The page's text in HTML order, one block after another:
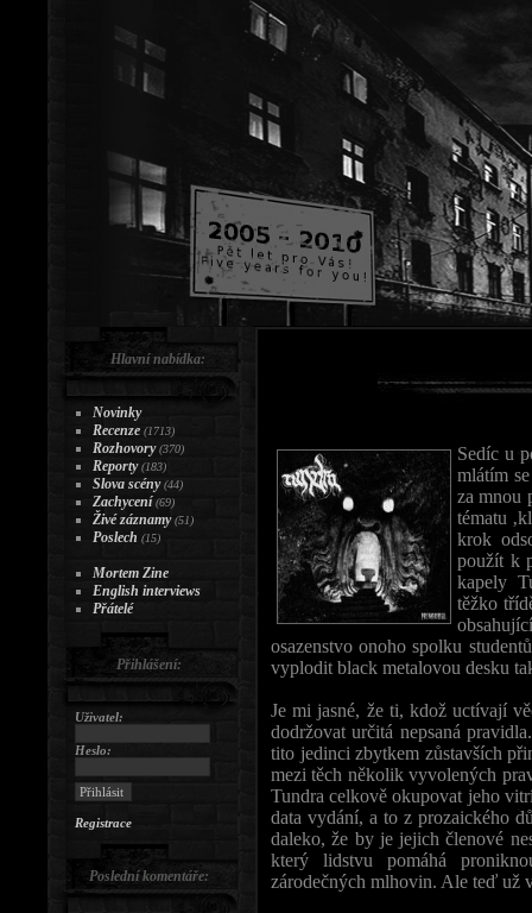
Sedíc u
mlátím
za mnou
tématu
krok
použít k
kapely
těžko
osazenstvo onoho spolku
vyplodit black metalovou desku
Je mi jasné, že ti, kdož uctívají
dodržovat určitá nepsaná
tito jedinci zbytkem zůstavších
mezi těch několik vyvolených
Tundra celkově okupovat jeho
data vydání, a to z prozaického
daleko, že by je jejich členové
který lidstvu pomáhá
zárodečných mlhovin. Ale teď už
Hlavní nabídka:
Novinky
Recenze (1713)
Rozhovory (370)
Reporty (183)
Slova scény (44)
Zachycení (69)
Živé záznamy (51)
Poslech (15)
Mortem Zine
English interviews
Přátelé
Přihlášení:
Uživatel:
Heslo:
Registrace
Poslední komentáře: